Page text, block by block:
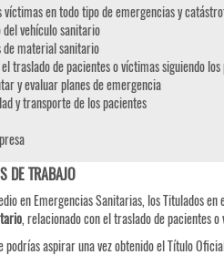
en todo tipo de emergencias y
vehículo sanitario
de material sanitario
traslado de pacientes o víctimas siguiendo
y evaluar planes de emergencia
y transporte de los pacientes
DE TRABAJO
en Emergencias Sanitarias, los Titulados
, relacionado con el traslado de pacientes
podrías aspirar una vez obtenido el Título